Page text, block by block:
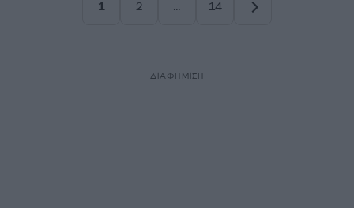
1
2
…
14
ΔΙΑΦΗΜΙΣΗ